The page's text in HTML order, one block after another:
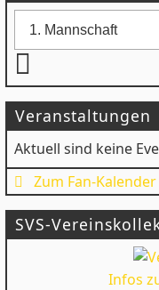
Veranstaltungen
Aktuell sind keine
Zum Fan-Kalender
SVS-
Infos